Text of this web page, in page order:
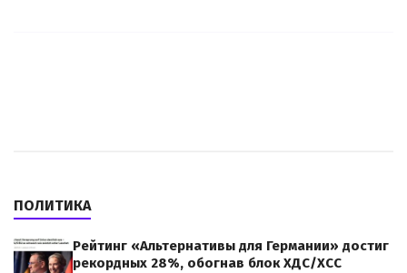
ПОЛИТИКА
Рейтинг «Альтернативы для Германии» достиг
рекордных 28%, обогнав блок ХДС/ХСС